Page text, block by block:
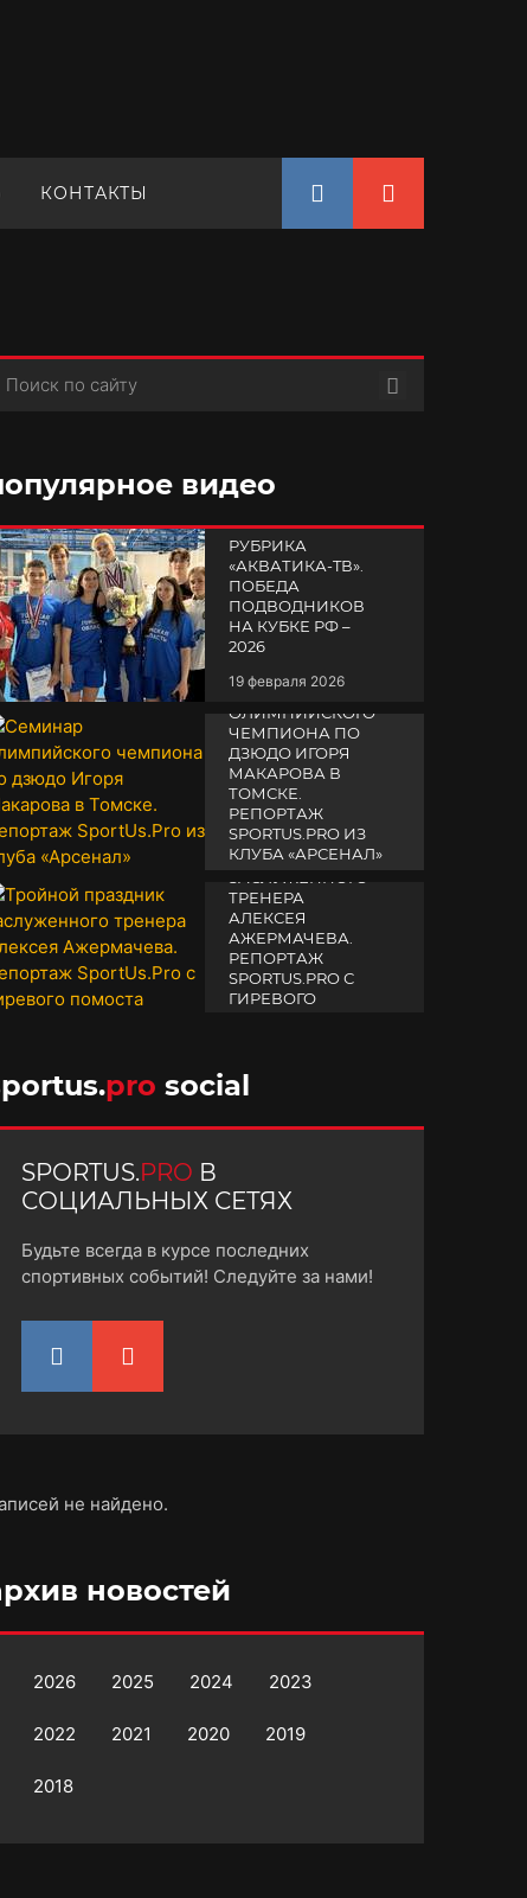
КОНТАКТЫ
видео
РУБРИКА
«АКВАТИКА-TВ».
ПОБЕДА
ПОДВОДНИКОВ
НА КУБКЕ РФ –
2026
19 февраля 2026
СЕМИНАР
ОЛИМПИЙСКОГО
ЧЕМПИОНА ПО
ДЗЮДО ИГОРЯ
МАКАРОВА В
ТОМСКЕ.
РЕПОРТАЖ
SPORTUS.PRO ИЗ
КЛУБА «АРСЕНАЛ»
14 апреля 2025
ТРОЙНОЙ
ПРАЗДНИК
ТРЕНЕРА
АЛЕКСЕЯ
АЖЕРМАЧЕВА.
РЕПОРТАЖ
SPORTUS.PRO С
ГИРЕВОГО
pro social
SPORTUS.PRO В
СОЦИАЛЬНЫХ СЕТЯХ
Будьте всегда в курсе последних
спортивных событий! Следуйте за нами!
не найдено.
новостей
2026 2025 2024 2023
2022 2021 2020 2019
2018